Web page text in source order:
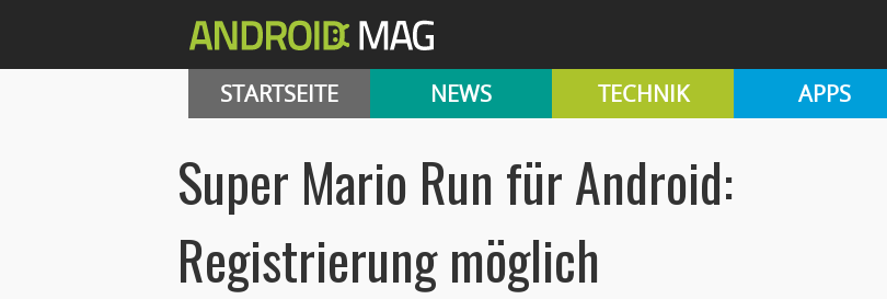
STARTSEITE NEWS TECHNIK APPS
Super Mario Run für Android:
Registrierung möglich